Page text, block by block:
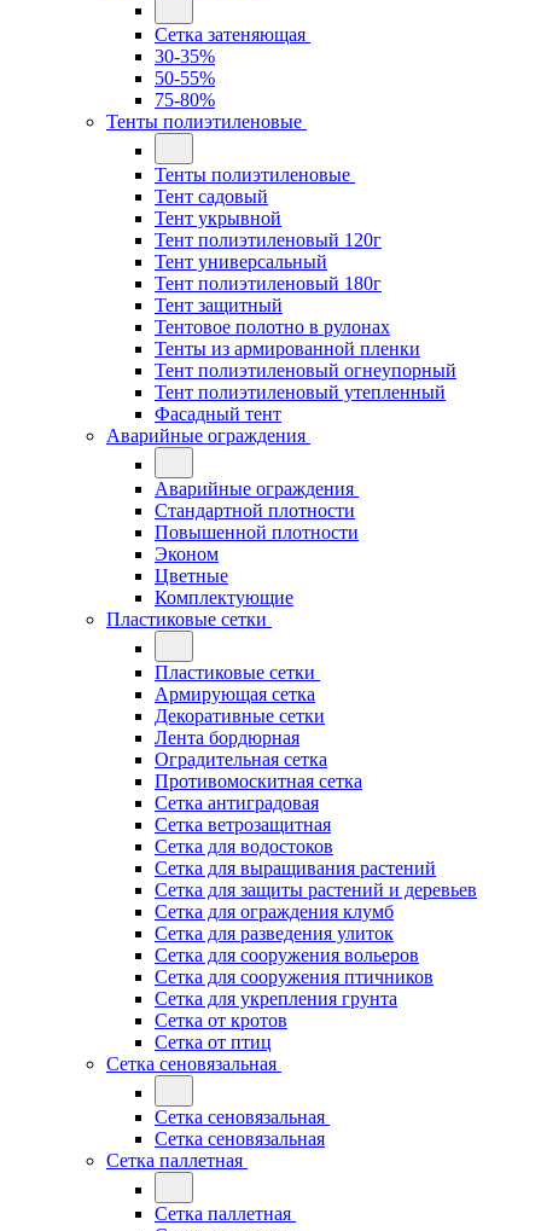
Сетка затеняющая
30-35%
50-55%
75-80%
Тенты полиэтиленовые
Тенты полиэтиленовые
Тент садовый
Тент укрывной
Тент полиэтиленовый 120г
Тент универсальный
Тент полиэтиленовый 180г
Тент защитный
Тентовое полотно в рулонах
Тенты из армированной пленки
Тент полиэтиленовый огнеупорный
Тент полиэтиленовый утепленный
Фасадный тент
Аварийные ограждения
Аварийные ограждения
Стандартной плотности
Повышенной плотности
Эконом
Цветные
Комплектующие
Пластиковые сетки
Пластиковые сетки
Армирующая сетка
Декоративные сетки
Лента бордюрная
Оградительная сетка
Противомоскитная сетка
Сетка антиградовая
Сетка ветрозащитная
Сетка для водостоков
Сетка для выращивания растений
Сетка для защиты растений и деревьев
Сетка для ограждения клумб
Сетка для разведения улиток
Сетка для сооружения вольеров
Сетка для сооружения птичников
Сетка для укрепления грунта
Сетка от кротов
Сетка от птиц
Сетка сеновязальная
Сетка сеновязальная
Сетка сеновязальная
Сетка паллетная
Сетка паллетная